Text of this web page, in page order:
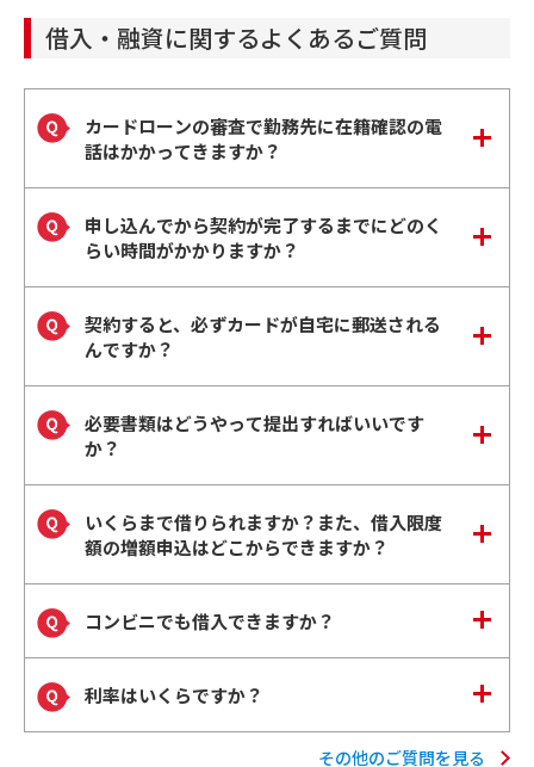
借入・融資に関するよくあるご質問
カードローンの審査で勤務先に在籍確認の電
話はかかってきますか？
申し込んでから契約が完了するまでにどのく
らい時間がかかりますか？
契約すると、必ずカードが自宅に郵送される
んですか？
必要書類はどうやって提出すればいいです
か？
いくらまで借りられますか？また、借入限度
額の増額申込はどこからできますか？
コンビニでも借入できますか？
利率はいくらですか？
その他のご質問を見る